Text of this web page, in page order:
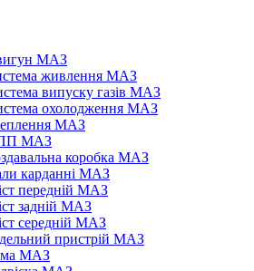
МАЗ
живлення МАЗ
випуску газів МАЗ
охолодження МАЗ
МАЗ
МАЗ
коробка МАЗ
карданні МАЗ
передній МАЗ
задній МАЗ
середній МАЗ
пристрій МАЗ
МАЗ